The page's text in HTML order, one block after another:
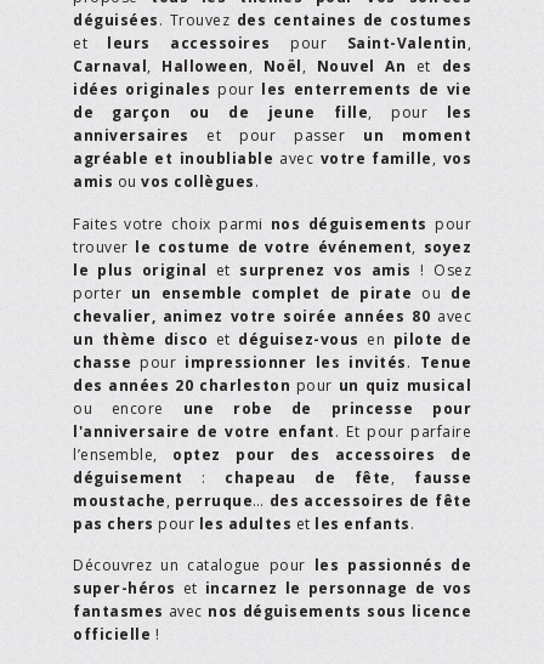
déguisées. Trouvez des centaines de costumes
et leurs accessoires pour Saint-Valentin,
Carnaval, Halloween, Noël, Nouvel An et des
idées originales pour les enterrements de vie
de garçon ou de jeune fille, pour les
anniversaires et pour passer un moment
agréable et inoubliable avec votre famille, vos
amis ou vos collègues.
Faites votre choix parmi nos déguisements pour
trouver le costume de votre événement, soyez
le plus original et surprenez vos amis ! Osez
porter un ensemble complet de pirate ou de
chevalier, animez votre soirée années 80 avec
un thème disco et déguisez-vous en pilote de
chasse pour impressionner les invités. Tenue
des années 20 charleston pour un quiz musical
ou encore une robe de princesse pour
l'anniversaire de votre enfant. Et pour parfaire
l’ensemble, optez pour des accessoires de
déguisement : chapeau de fête, fausse
moustache, perruque… des accessoires de fête
pas chers pour les adultes et les enfants.
Découvrez un catalogue pour les passionnés de
super-héros et incarnez le personnage de vos
fantasmes avec nos déguisements sous licence
officielle !